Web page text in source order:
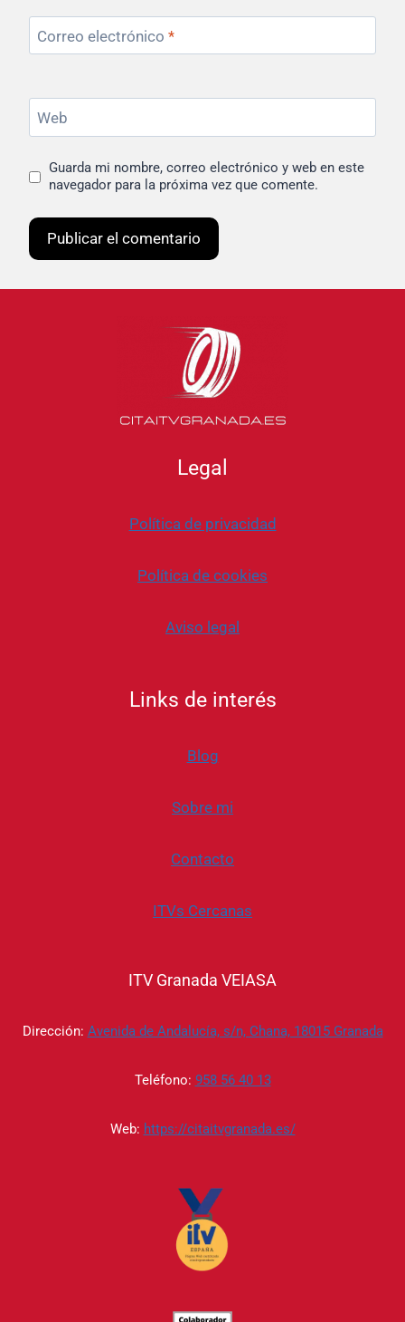
Correo electrónico *
Web
Guarda mi nombre, correo electrónico y web en este
navegador para la próxima vez que comente.
Legal
Política de privacidad
Política de cookies
Aviso legal
Links de interés
Blog
Sobre mi
Contacto
ITVs Cercanas
ITV Granada VEIASA
Dirección: Avenida de Andalucía, s/n, Chana, 18015 Granada
Teléfono: 958 56 40 13
Web: https://citaitvgranada.es/